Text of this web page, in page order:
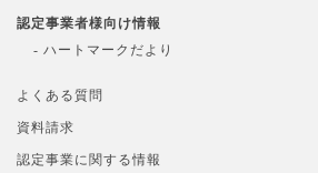
認定事業者様向け情報
- ハートマークだより
よくある質問
資料請求
認定事業に関する情報